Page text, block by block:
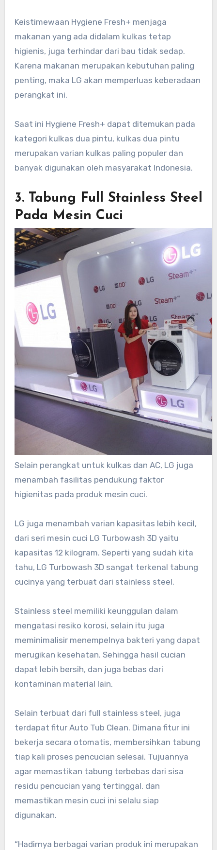
Keistimewaan Hygiene Fresh+ menjaga
makanan yang ada didalam kulkas tetap
higienis, juga terhindar dari bau tidak sedap.
Karena makanan merupakan kebutuhan paling
penting, maka LG akan memperluas keberadaan
perangkat ini.
Saat ini Hygiene Fresh+ dapat ditemukan pada
kategori kulkas dua pintu, kulkas dua pintu
merupakan varian kulkas paling populer dan
banyak digunakan oleh masyarakat Indonesia.
3. Tabung Full Stainless Steel
Pada Mesin Cuci
Selain perangkat untuk kulkas dan AC, LG juga
menambah fasilitas pendukung faktor
higienitas pada produk mesin cuci.
LG juga menambah varian kapasitas lebih kecil,
dari seri mesin cuci LG Turbowash 3D yaitu
kapasitas 12 kilogram. Seperti yang sudah kita
tahu, LG Turbowash 3D sangat terkenal tabung
cucinya yang terbuat dari stainless steel.
Stainless steel memiliki keunggulan dalam
mengatasi resiko korosi, selain itu juga
meminimalisir menempelnya bakteri yang dapat
merugikan kesehatan. Sehingga hasil cucian
dapat lebih bersih, dan juga bebas dari
kontaminan material lain.
Selain terbuat dari full stainless steel, juga
terdapat fitur Auto Tub Clean. Dimana fitur ini
bekerja secara otomatis, membersihkan tabung
tiap kali proses pencucian selesai. Tujuannya
agar memastikan tabung terbebas dari sisa
residu pencucian yang tertinggal, dan
memastikan mesin cuci ini selalu siap
digunakan.
“Hadirnya berbagai varian produk ini merupakan